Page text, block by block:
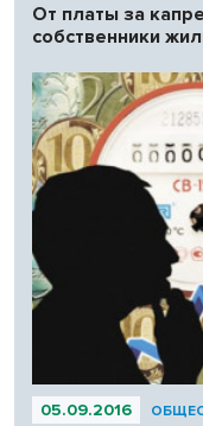
От платы за
собственники
05.09.2016